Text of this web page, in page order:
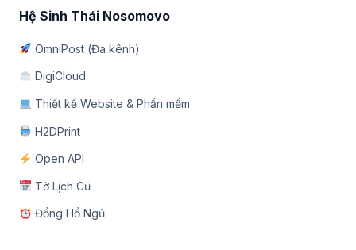
Hệ Sinh Thái Nosomovo
OmniPost (Đa kênh)
DigiCloud
Thiết kế Website & Phần mềm
H2DPrint
Open API
Tờ Lịch Cũ
Đồng Hồ Ngủ